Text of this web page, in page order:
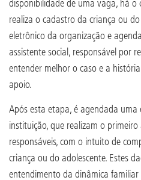
disponibilidade de uma vaga, há
realiza o cadastro da criança ou
eletrônico da organização e
assistente social, responsável por
entender melhor o caso e a
apoio.
Após esta etapa, é agendada
instituição, que realizam o
responsáveis, com o intuito de
criança ou do adolescente. Estes
entendimento da dinâmica